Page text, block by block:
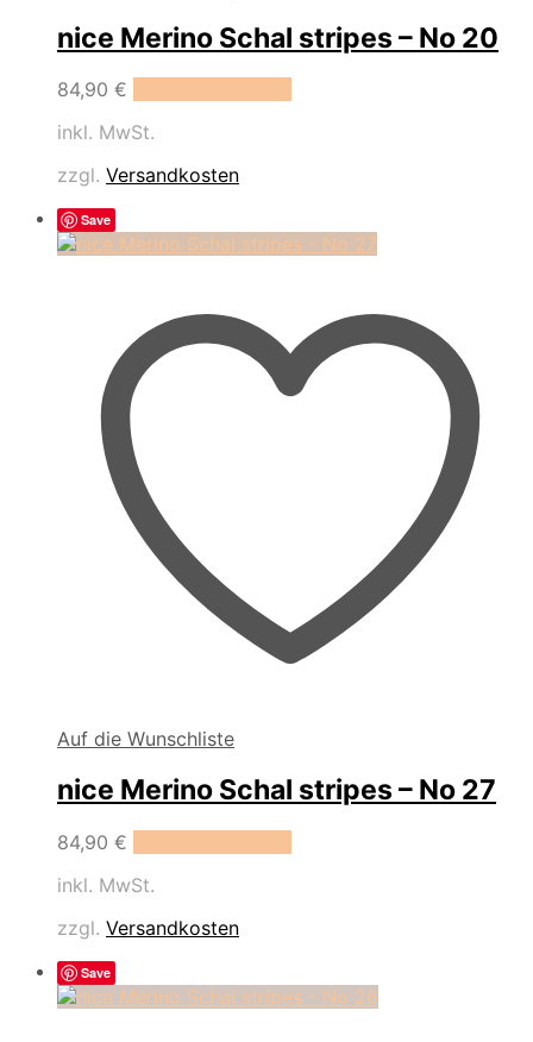
nice Merino Schal stripes – No 20
84,90 €
inkl. MwSt.
zzgl. Versandkosten
Save
Auf die Wunschliste
nice Merino Schal stripes – No 27
84,90 €
inkl. MwSt.
zzgl. Versandkosten
Save